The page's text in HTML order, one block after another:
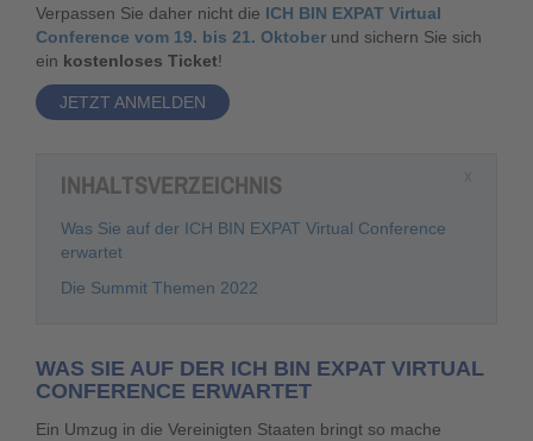
Verpassen Sie daher nicht die ICH BIN EXPAT Virtual
Conference vom 19. bis 21. Oktober und sichern Sie sich
ein kostenloses Ticket!
JETZT ANMELDEN
INHALTSVERZEICHNIS
Was Sie auf der ICH BIN EXPAT Virtual Conference
erwartet
Die Summit Themen 2022
WAS SIE AUF DER ICH BIN EXPAT VIRTUAL
CONFERENCE ERWARTET
Ein Umzug in die Vereinigten Staaten bringt so mache